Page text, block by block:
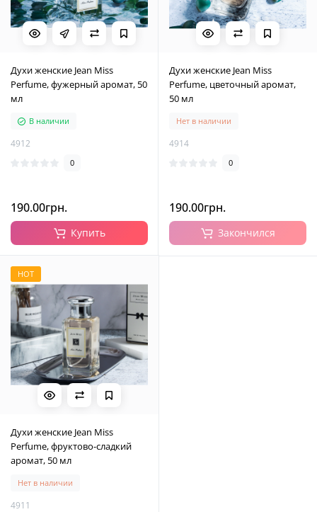
Духи женские Jean Miss
Perfume, фужерный аромат, 50
мл
В наличии
4912
0
190.00грн.
Купить
Духи женские Jean Miss
Perfume, цветочный аромат,
50 мл
Нет в наличии
4914
0
190.00грн.
Закончился
HOT
Духи женские Jean Miss
Perfume, фруктово-сладкий
аромат, 50 мл
Нет в наличии
4911